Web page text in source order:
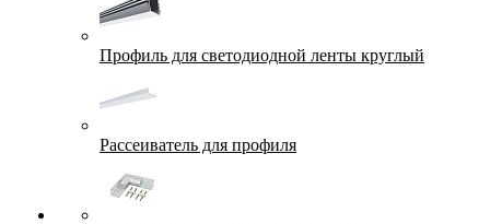
Профиль для светодиодной ленты круглый
Рассеиватель для профиля